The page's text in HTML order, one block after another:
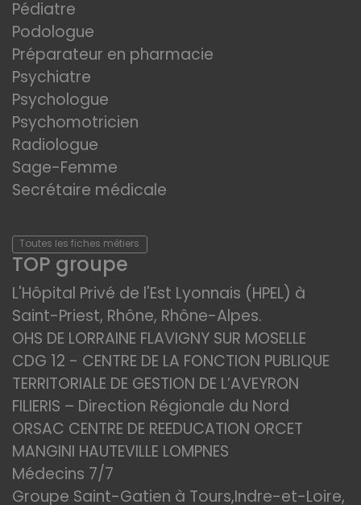
Pédiatre
Podologue
Préparateur en pharmacie
Psychiatre
Psychologue
Psychomotricien
Radiologue
Sage-Femme
Secrétaire médicale
Toutes les fiches métiers
TOP groupe
L'Hôpital Privé de l'Est Lyonnais (HPEL) à
Saint-Priest, Rhône, Rhône-Alpes.
OHS DE LORRAINE FLAVIGNY SUR MOSELLE
CDG 12 - CENTRE DE LA FONCTION PUBLIQUE
TERRITORIALE DE GESTION DE L’AVEYRON
FILIERIS – Direction Régionale du Nord
ORSAC CENTRE DE REEDUCATION ORCET
MANGINI HAUTEVILLE LOMPNES
Médecins 7/7
Groupe Saint-Gatien à Tours,Indre-et-Loire,